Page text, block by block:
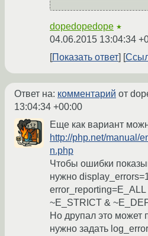
dopedopedope ★
04.06.2015 13:04:34
Показать ответ
Ответ на: комментарий от
13:04:34 +00:00
Еще как вариант
http://php.net/manual/
n.php
Чтобы ошибки
нужно
~E_STRICT &
Но друпал это может
нужно задать